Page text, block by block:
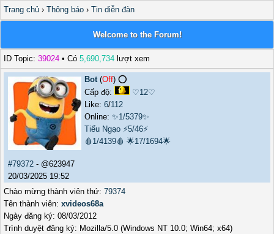
Trang chủ › Thông báo › Tin diễn đàn
Welcome to the Forum!
ID Topic: 39024 • Có 5,690,734 lượt xem
Bot(Off) ⭕️
Cấp độ:
♡12♡
Like: 6/112
Online: ✨1/5379✨
Tiếu Ngạo ⚡5/46⚡
🩸1/4139🩸 🌟17/1694🌟
#79372 - @623947
20/03/2025 19:52
Chào mừng thành viên thứ: 79374
Tên thành viên: xvideos68a
Ngày đăng ký: 08/03/2012
Trình duyệt đăng ký: Mozilla/5.0 (Windows NT 10.0; Win64; x64)